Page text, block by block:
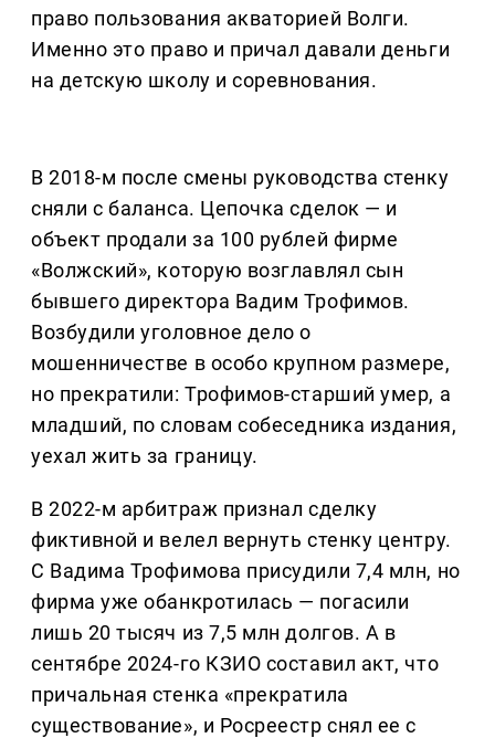
право пользования акваторией Волги.
Именно это право и причал давали деньги
на детскую школу и соревнования.
В 2018-м после смены руководства стенку
сняли с баланса. Цепочка сделок — и
объект продали за 100 рублей фирме
«Волжский», которую возглавлял сын
бывшего директора Вадим Трофимов.
Возбудили уголовное дело о
мошенничестве в особо крупном размере,
но прекратили: Трофимов-старший умер, а
младший, по словам собеседника издания,
уехал жить за границу.
В 2022-м арбитраж признал сделку
фиктивной и велел вернуть стенку центру.
С Вадима Трофимова присудили 7,4 млн, но
фирма уже обанкротилась — погасили
лишь 20 тысяч из 7,5 млн долгов. А в
сентябре 2024-го КЗИО составил акт, что
причальная стенка «прекратила
существование», и Росреестр снял ее с